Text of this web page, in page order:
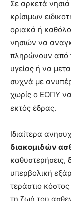
Σε αρκετά
κρίσιμων
οριακά ή
νησιών να
πληρώνουν από
υγείας ή να
συχνά με
χωρίς ο ΕΟΠΥ να
εκτός έδρας.
Ιδιαίτερα
διακομιδών
καθυστερήσεις,
υπερβολική
τεράστιο